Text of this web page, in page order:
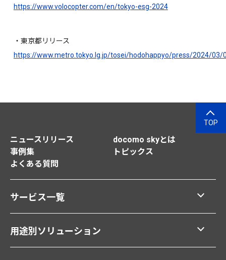
https://www.volocopter.com/en/tokyo-esg-2024
・東京都リリース
https://www.metro.tokyo.lg.jp/tosei/hodohappyo/press/2024/03/
TOP
ニュースリリース
docomo skyとは
事例集
トピックス
よくある質問
サービス一覧
用途別ソリューション